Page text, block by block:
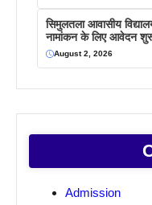
सिमुलतला आवासीय
नामांकन के लिए आवेदन
August 2, 2026
Admission